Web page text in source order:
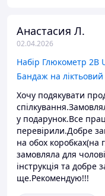
Анастасия Л.
02.04.2026
Хочу подякувати
у подарунок.Все
перевірили.Добре
на обох
замовляла для
інструкція та добре
ще.Рекомендую!!!